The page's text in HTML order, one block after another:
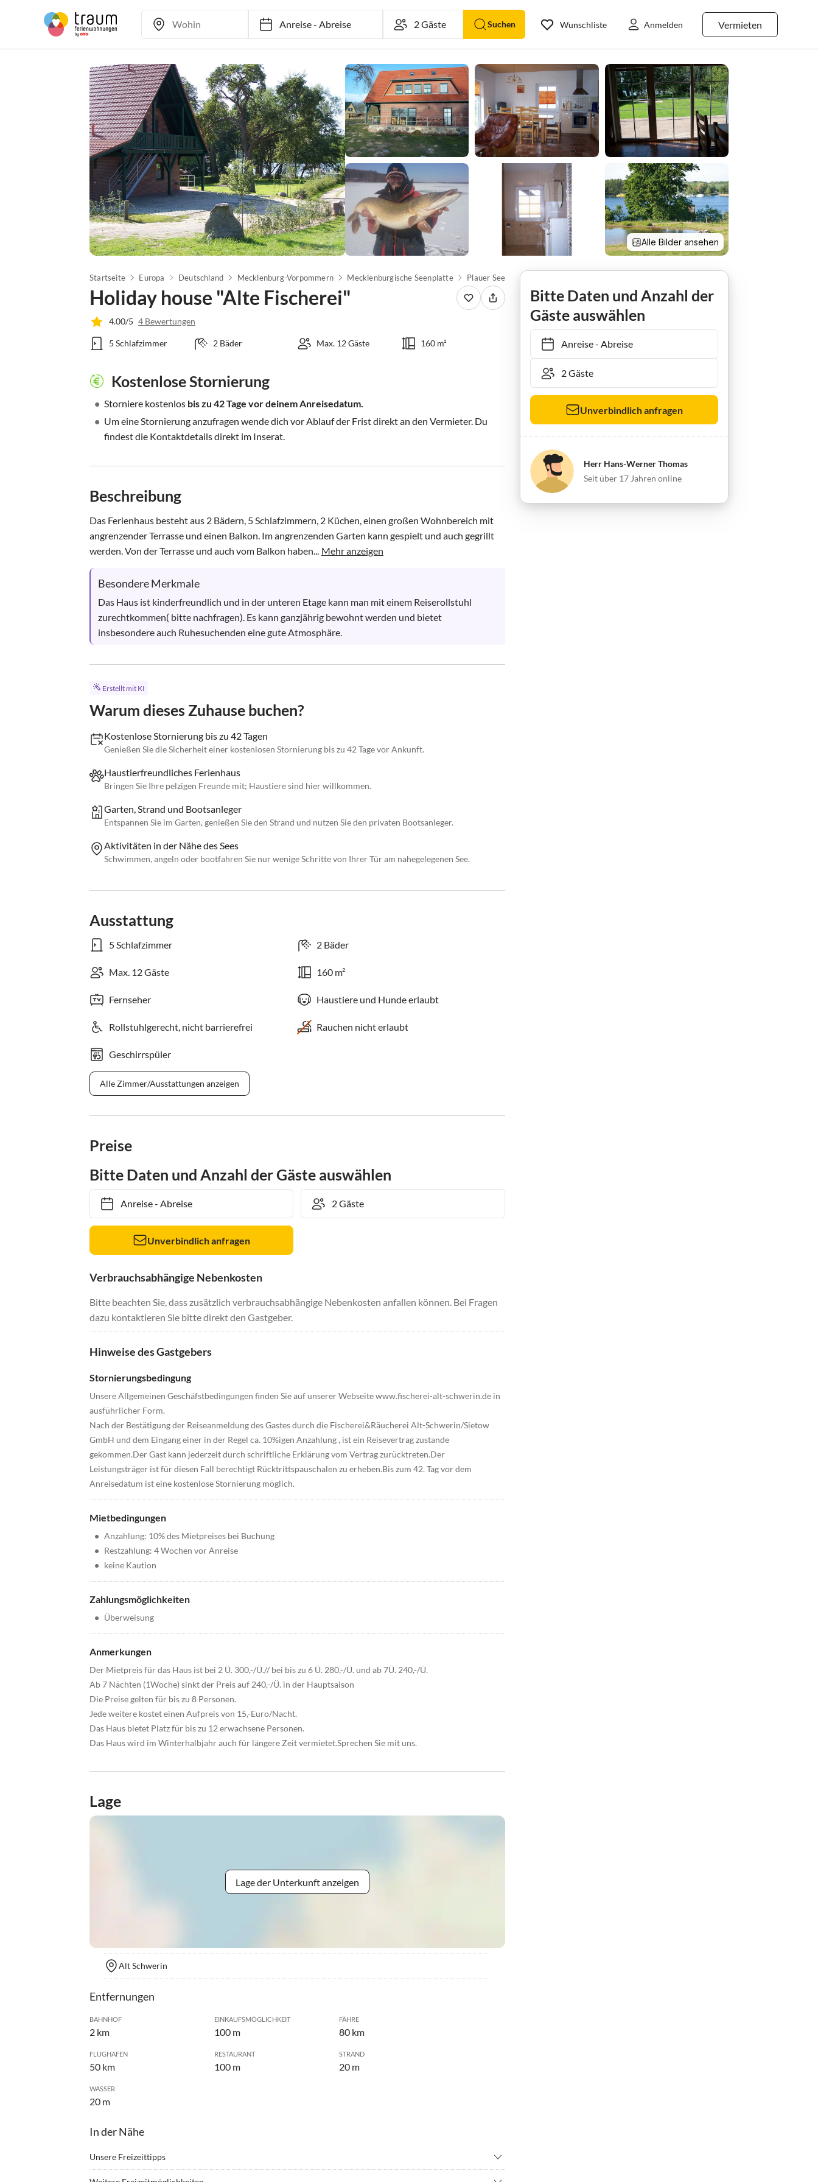
Anreise-Abreise Suchen Vermieten
Wunschliste Anmelden
Alle Bilder ansehen
Startseite Europa Deutschland Mecklenburg-Vorpommern Mecklenburgische Seenplatte Plauer See Alt Schwerin
Holiday house "Alte Fischerei"
4.00/5 4 Bewertungen
5 Schlafzimmer 2 Bäder Max. 12 Gäste 160 m²
Kostenlose Stornierung
• Storniere kostenlos bis zu 42 Tage vor deinem Anreisedatum.
• Um eine Stornierung anzufragen wende dich vor Ablauf der Frist direkt an den Vermieter. Du
findest die Kontaktdetails direkt im Inserat.
Beschreibung
Das Ferienhaus besteht aus 2 Bädern, 5 Schlafzimmern, 2 Küchen, einen großen Wohnbereich mit
angrenzender Terrasse und einen Balkon. Im angrenzenden Garten kann gespielt und auch gegrillt
werden. Von der Terrasse und auch vom Balkon haben... Mehr anzeigen
Besondere Merkmale
Das Haus ist kinderfreundlich und in der unteren Etage kann man mit einem Reiserollstuhl
zurechtkommen( bitte nachfragen). Es kann ganzjährig bewohnt werden und bietet
insbesondere auch Ruhesuchenden eine gute Atmosphäre.
Erstellt mit KI
Warum dieses Zuhause buchen?
Kostenlose Stornierung bis zu 42 Tagen
Genießen Sie die Sicherheit einer kostenlosen Stornierung bis zu 42 Tage vor Ankunft.
Haustierfreundliches Ferienhaus
Bringen Sie Ihre pelzigen Freunde mit; Haustiere sind hier willkommen.
Garten, Strand und Bootsanleger
Entspannen Sie im Garten, genießen Sie den Strand und nutzen Sie den privaten Bootsanleger.
Aktivitäten in der Nähe des Sees
Schwimmen, angeln oder bootfahren Sie nur wenige Schritte von Ihrer Tür am nahegelegenen See.
Ausstattung
5 Schlafzimmer 2 Bäder
Max. 12 Gäste 160 m²
Fernseher Haustiere und Hunde erlaubt
Rollstuhlgerecht, nicht barrierefrei Rauchen nicht erlaubt
Geschirrspüler
Alle Zimmer/Ausstattungen anzeigen
Preise
Bitte Daten und Anzahl der Gäste auswählen
Anreise- Abreise
Unverbindlich anfragen
Verbrauchsabhängige Nebenkosten
Bitte beachten Sie, dass zusätzlich verbrauchsabhängige Nebenkosten anfallen können. Bei Fragen
dazu kontaktieren Sie bitte direkt den Gastgeber.
Hinweise des Gastgebers
Stornierungsbedingung
Unsere Allgemeinen Geschäfstbedingungen finden Sie auf unserer Webseite www.fischerei-alt-schwerin.de in
ausführlicher Form.
Nach der Bestätigung der Reiseanmeldung des Gastes durch die Fischerei&Räucherei Alt-Schwerin/Sietow
GmbH und dem Eingang einer in der Regel ca. 10%igen Anzahlung , ist ein Reisevertrag zustande
gekommen.Der Gast kann jederzeit durch schriftliche Erklärung vom Vertrag zurücktreten.Der
Leistungsträger ist für diesen Fall berechtigt Rücktrittspauschalen zu erheben.Bis zum 42. Tag vor dem
Anreisedatum ist eine kostenlose Stornierung möglich.
Mietbedingungen
• Anzahlung: 10% des Mietpreises bei Buchung
• Restzahlung: 4 Wochen vor Anreise
• keine Kaution
Zahlungsmöglichkeiten
• Überweisung
Anmerkungen
Der Mietpreis für das Haus ist bei 2 Ü. 300,-/Ü.// bei bis zu 6 Ü. 280,-/Ü. und ab 7Ü. 240,-/Ü.
Ab 7 Nächten (1Woche) sinkt der Preis auf 240,-/Ü. in der Hauptsaison
Die Preise gelten für bis zu 8 Personen.
Jede weitere kostet einen Aufpreis von 15,-Euro/Nacht.
Das Haus bietet Platz für bis zu 12 erwachsene Personen.
Das Haus wird im Winterhalbjahr auch für längere Zeit vermietet.Sprechen Sie mit uns.
Lage
Lage der Unterkunft anzeigen
Alt Schwerin
Entfernungen
BAHNHOF
2 km
EINKAUFSMÖGLICHKEIT
100 m
FÄHRE
80 km
FLUGHAFEN
50 km
RESTAURANT
100 m
STRAND
20 m
WASSER
20 m
In der Nähe
Unsere Freizeittipps
Bitte Daten und Anzahl der
Gäste auswählen
Anreise- Abreise
Unverbindlich anfragen
Herr Hans-Werner Thomas
Seit über 17 Jahren online